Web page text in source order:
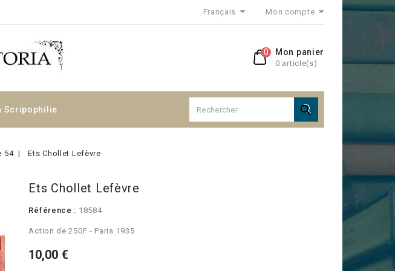
Français Mon compte
Mon panier
0 article(s)
0
Scripophilie 
54 Ets Chollet Lefèvre
Ets Chollet Lefèvre
Référence : 18584
Action de 250F - Paris 1935
10,00 €